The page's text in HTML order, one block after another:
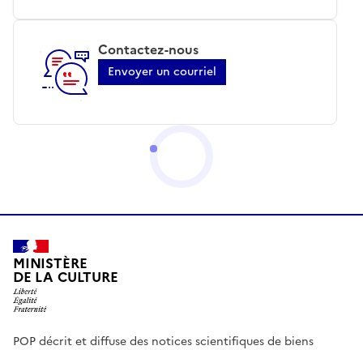
Contactez-nous
Envoyer un courriel
MINISTÈRE
DE LA CULTURE
POP décrit et diffuse des notices scientifiques de biens